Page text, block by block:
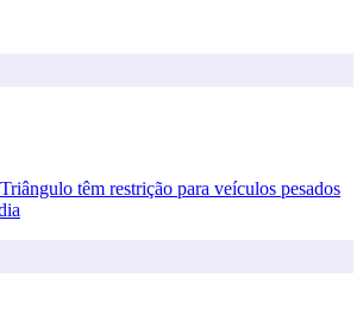
têm restrição para veículos pesados